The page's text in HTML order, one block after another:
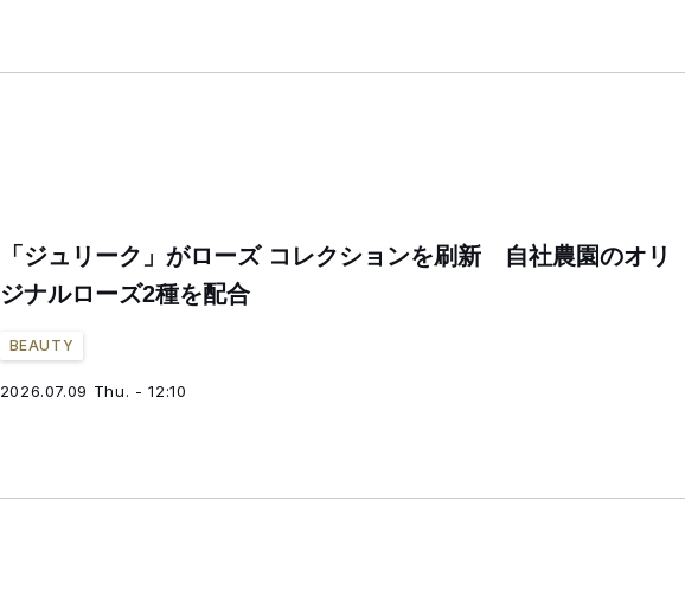
「ジュリーク」がローズ コレクションを刷新 自社農園のオリ
ジナルローズ2種を配合
BEAUTY
2026.07.09 Thu. - 12:10